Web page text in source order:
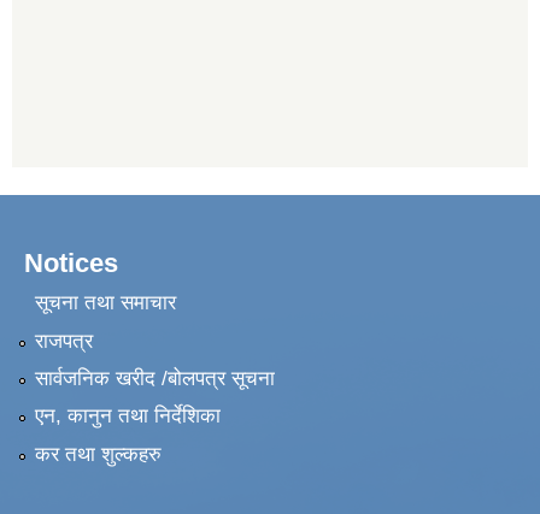
Notices
सूचना तथा समाचार
राजपत्र
सार्वजनिक खरीद /बोलपत्र सूचना
एन, कानुन तथा निर्देशिका
कर तथा शुल्कहरु